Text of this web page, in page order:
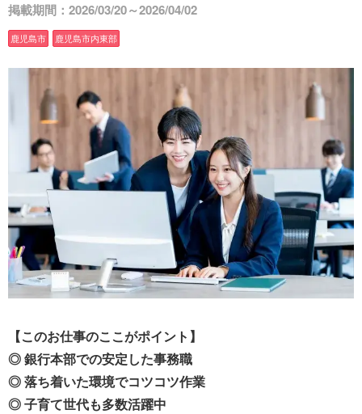
掲載期間：2026/03/20～2026/04/02
鹿児島市 鹿児島市内東部
【このお仕事のここがポイント】
◎ 銀行本部での安定した事務職
◎ 落ち着いた環境でコツコツ作業
◎ 子育て世代も多数活躍中